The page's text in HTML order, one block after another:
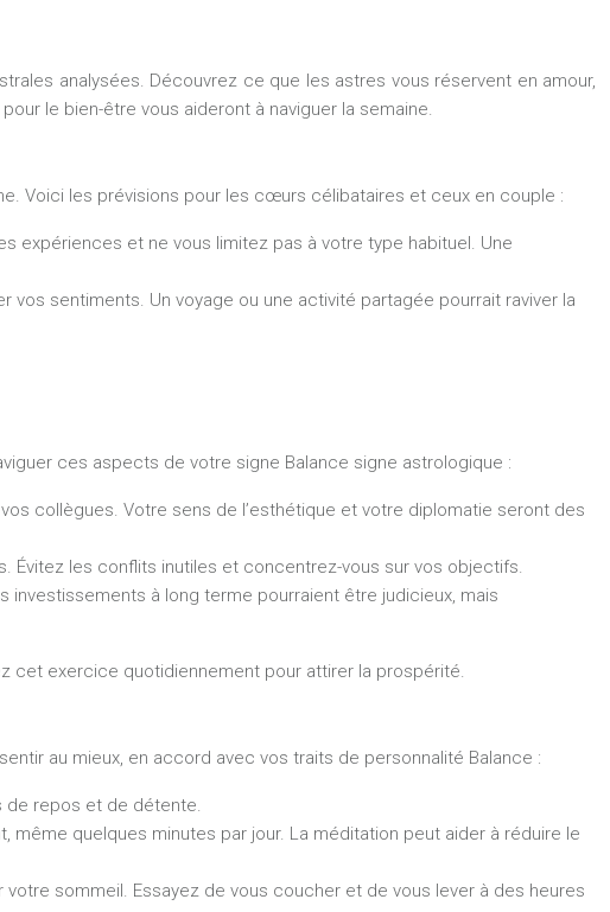
analysées. Découvrez ce que les astres vous réservent en amour,
le bien-être vous aideront à naviguer la semaine.
Voici les prévisions pour les cœurs célibataires et ceux en couple :
expériences et ne vous limitez pas à votre type habituel. Une
sentiments. Un voyage ou une activité partagée pourrait raviver la
ces aspects de votre signe Balance signe astrologique :
collègues. Votre sens de l’esthétique et votre diplomatie seront des
Évitez les conflits inutiles et concentrez-vous sur vos objectifs.
à long terme pourraient être judicieux, mais
cet exercice quotidiennement pour attirer la prospérité.
au mieux, en accord avec vos traits de personnalité Balance :
de repos et de détente.
même quelques minutes par jour. La méditation peut aider à réduire le
sommeil. Essayez de vous coucher et de vous lever à des heures